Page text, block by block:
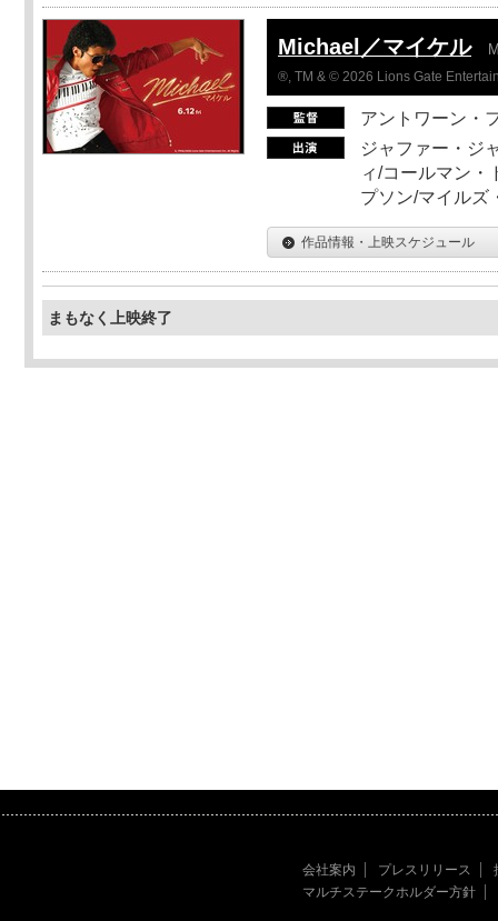
Michael／マイケル
®, TM & © 2026 Lions Gate
アントワーン・
ジャファー・ジ
ィ/コールマン・
プソン/マイルズ
作品情報・上映スケジュール
まもなく上映終了
会社案内 プレスリリース
マルチステークホルダー方針